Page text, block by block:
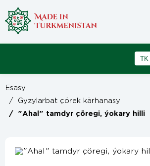
TK
RU
Esasy
/
Gyzylarbat çörek kärhanasy
/ "Ahal" tamdyr çöregi, ýokary hilli